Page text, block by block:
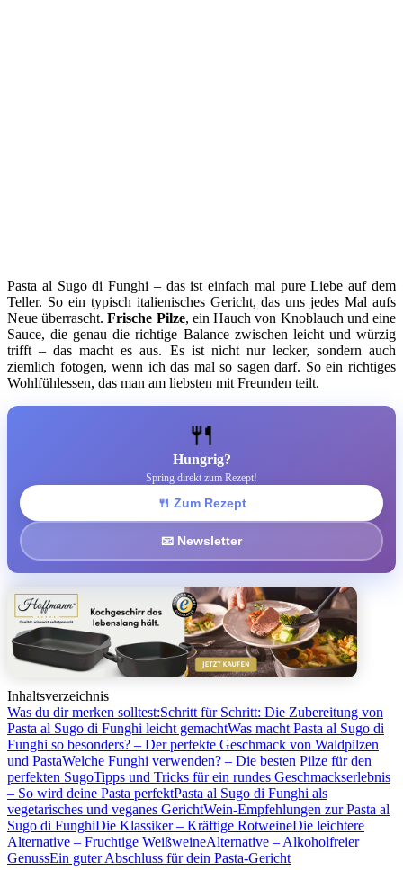
Pasta al Sugo di Funghi – das ist einfach mal pure Liebe auf dem
Teller. So ein typisch italienisches Gericht, das uns jedes Mal aufs
Neue überrascht.Frische Pilze, ein Hauch von Knoblauch und eine
Sauce, die genau die richtige Balance zwischen leicht und würzig
trifft – das macht es aus. Es ist nicht nur lecker, sondern auch
ziemlich fotogen, wenn ich das mal so sagen darf. So ein richtiges
Wohlfühlessen, das man am liebsten mit Freunden teilt.
🍴
Hungrig?
Spring direkt zum Rezept!
🍴 Zum Rezept
📧 Newsletter
Inhaltsverzeichnis
Was du dir merken solltest:Schritt für Schritt: Die Zubereitung von
Pasta al Sugo di Funghi leicht gemachtWas macht Pasta al Sugo di
Funghi so besonders? – Der perfekte Geschmack von Waldpilzen
und PastaWelche Funghi verwenden? – Die besten Pilze für den
perfekten SugoTipps und Tricks für ein rundes Geschmackserlebnis
– So wird deine Pasta perfektPasta al Sugo di Funghi als
vegetarisches und veganes GerichtWein-Empfehlungen zur Pasta al
Sugo di FunghiDie Klassiker – Kräftige RotweineDie leichtere
Alternative – Fruchtige WeißweineAlternative – Alkoholfreier
GenussEin guter Abschluss für dein Pasta-Gericht